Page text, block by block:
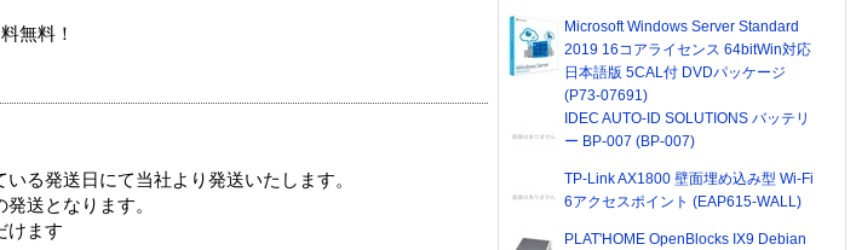
無料！
る発送日にて当社より発送いたします。
送となります。
けます
Microsoft Windows Server Standard
2019 16コアライセンス 64bitWin対応
日本語版 5CAL付 DVDパッケージ
(P73-07691)
IDEC AUTO-ID SOLUTIONS バッテリ
ー BP-007 (BP-007)
TP-Link AX1800 壁面埋め込み型 Wi-Fi
6アクセスポイント (EAP615-WALL)
PLAT'HOME OpenBlocks IX9 Debian